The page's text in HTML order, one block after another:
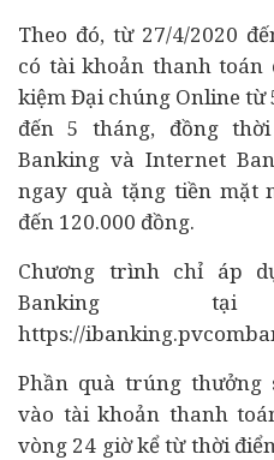
Theo đó, từ 27/4/2020
có tài khoản thanh toán
kiệm Đại chúng Online từ
đến 5 tháng, đồng
Banking và Internet
ngay quà tặng tiền mặt
đến 120.000 đồng.
Chương trình chỉ áp
Banking
https://
Phần quà trúng thưởng
vào tài khoản thanh
vòng 24 giờ kể từ thời